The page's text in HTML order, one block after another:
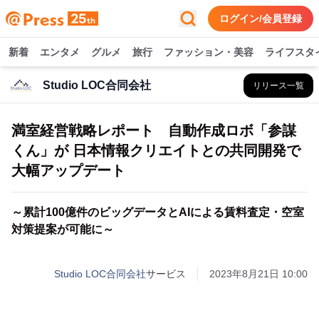
ログイン/会員登録
新着 エンタメ グルメ 旅行 ファッション・美容 ライフスタ
Studio LOC合同会社 リリース一覧
満室経営戦略レポート 自動作成ロボ「参謀
くん」が 日本情報クリエイトとの共同開発で
大幅アップデート
～累計100億件のビッグデータとAIによる賃料査定・空室
対策提案が可能に～
Studio LOC合同会社サービス 2023年8月21日 10:00